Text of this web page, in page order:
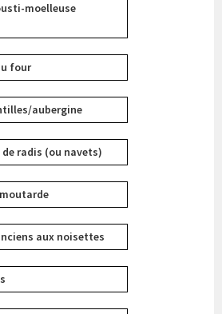
moelleuse
four
aubergine
radis (ou navets)
aux noisettes